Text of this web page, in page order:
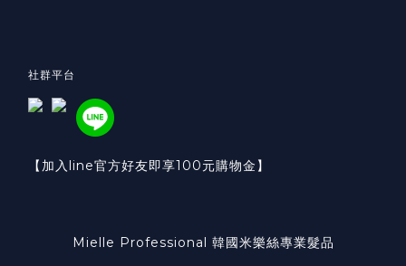
社群平台
【加入line官方好友即享100元購物金】
Mielle Professional 韓國米樂絲專業髮品